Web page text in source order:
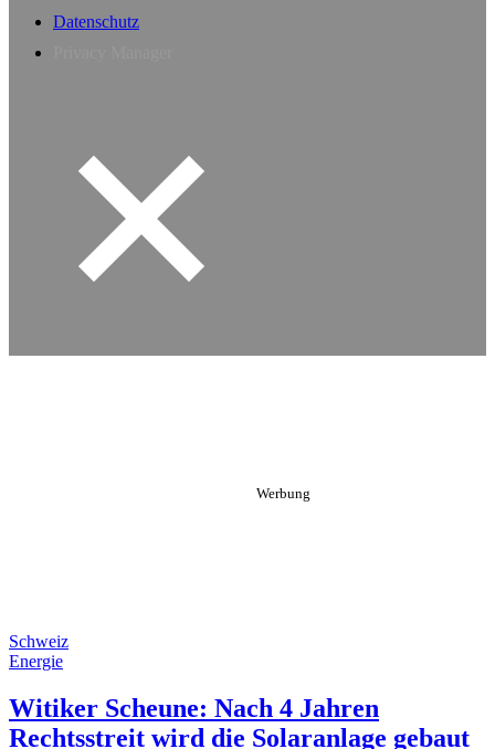
Datenschutz
Schweiz
Energie
Witiker Scheune: Nach 4 Jahren
Rechtsstreit wird die Solaranlage gebaut